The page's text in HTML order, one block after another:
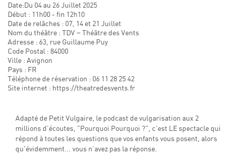
Date:Du 04 au 26 Juillet 2025
Début : 11h00 - fin 12h10
Date de relâches : 07, 14 et 21 Juillet
Nom du théâtre : TDV − Théâtre des Vents
Adresse : 63, rue Guillaume Puy
Code Postal : 84000
Ville : Avignon
Pays : FR
Téléphone de réservation : 06 11 28 25 42
Site internet : https://theatredesvents.fr
Adapté de Petit Vulgaire, le podcast de vulgarisation aux 2
millions d’écoutes, "Pourquoi Pourquoi ?", c'est LE spectacle qui
répond à toutes les questions que vos enfants vous posent, alors
qu'évidemment... vous n’avez pas la réponse.